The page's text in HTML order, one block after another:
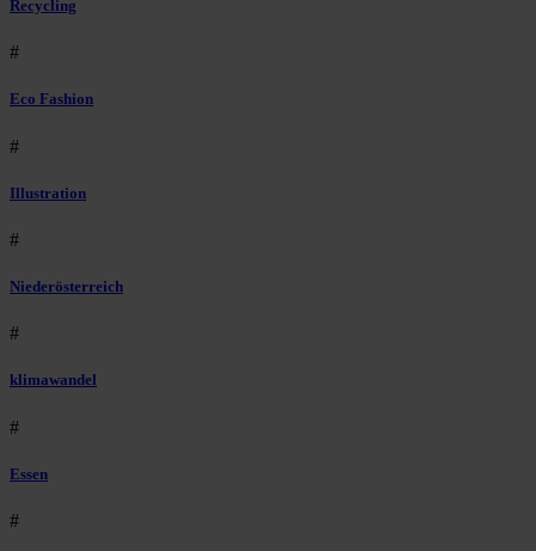
Recycling
#
Eco Fashion
#
Illustration
#
Niederösterreich
#
klimawandel
#
Essen
#